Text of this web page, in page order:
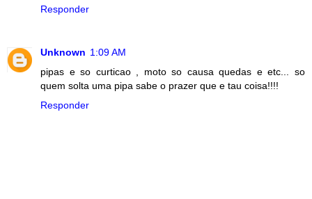
Responder
Unknown 1:09 AM
pipas e so curticao , moto so causa quedas e etc... so
quem solta uma pipa sabe o prazer que e tau coisa!!!!
Responder